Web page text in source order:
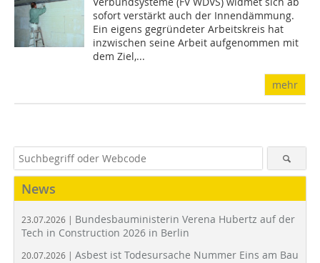
sofort verstärkt auch der Innendämmung.
Ein eigens gegründeter Arbeitskreis hat
inzwischen seine Arbeit aufgenommen mit
dem Ziel,...
mehr
News
23.07.2026 | Bundesbauministerin Verena Hubertz auf der
Tech in Construction 2026 in Berlin
20.07.2026 | Asbest ist Todesursache Nummer Eins am Bau